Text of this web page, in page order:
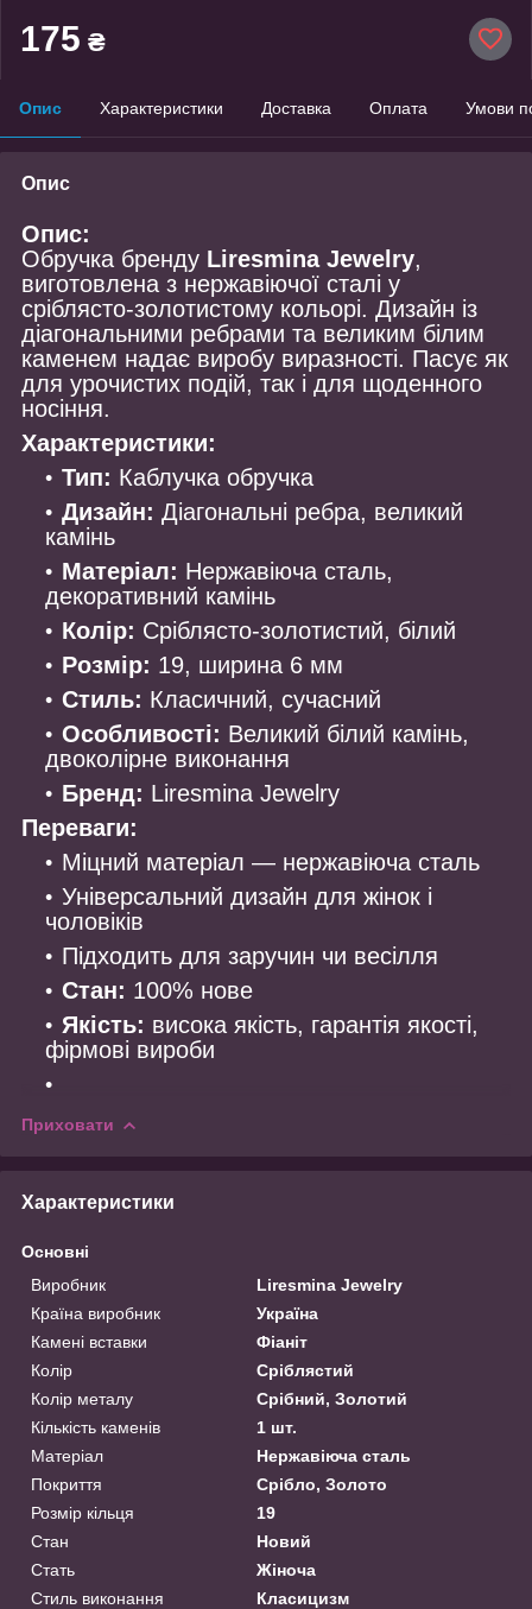
175 ₴
Опис Характеристики Доставка Оплата Умови
Опис
Опис:
Обручка бренду Liresmina Jewelry,
виготовлена з нержавіючої сталі у
сріблясто-золотистому кольорі. Дизайн із
діагональними ребрами та великим білим
каменем надає виробу виразності. Пасує як
для урочистих подій, так і для щоденного
носіння.
Характеристики:
Тип: Каблучка обручка
Дизайн: Діагональні ребра, великий
камінь
Матеріал: Нержавіюча сталь,
декоративний камінь
Колір: Сріблясто-золотистий, білий
Розмір: 19, ширина 6 мм
Стиль: Класичний, сучасний
Особливості: Великий білий камінь,
двоколірне виконання
Бренд: Liresmina Jewelry
Переваги:
Міцний матеріал — нержавіюча сталь
Універсальний дизайн для жінок і
чоловіків
Підходить для заручин чи весілля
Стан: 100% нове
Якість: висока якість, гарантія якості,
фірмові вироби
Приховати
Характеристики
Основні
Виробник
Liresmina Jewelry
Країна виробник
Україна
Камені вставки
Фіаніт
Колір
Сріблястий
Колір металу
Срібний, Золотий
Кількість каменів
1 шт.
Матеріал
Нержавіюча сталь
Покриття
Срібло, Золото
Розмір кільця
19
Стан
Новий
Стать
Жіноча
Стиль виконання
Класицизм